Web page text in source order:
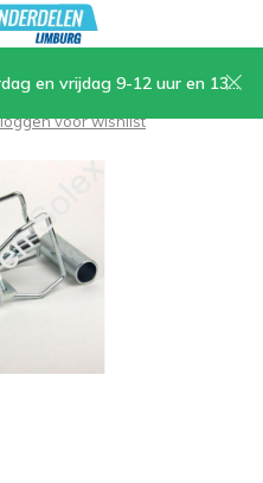
12 uur en 13.30-17 uur, zaterdag 9-12 uur
ontsteking
voor wishlist